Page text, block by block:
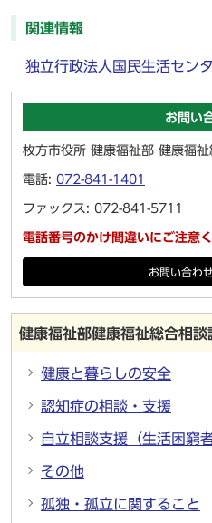
関連情報
独立行政法人国民生活セン
お問い
枚方市役所 健康福祉部 健康福祉
電話: 072-841-1401
ファックス: 072-841-5711
電話番号のかけ間違いにご注意く
お問い合わ
健康福祉部健康福祉総合相談
健康と暮らしの安全
認知症の相談・支援
自立相談支援（生活困窮
その他
孤独・孤立に関すること